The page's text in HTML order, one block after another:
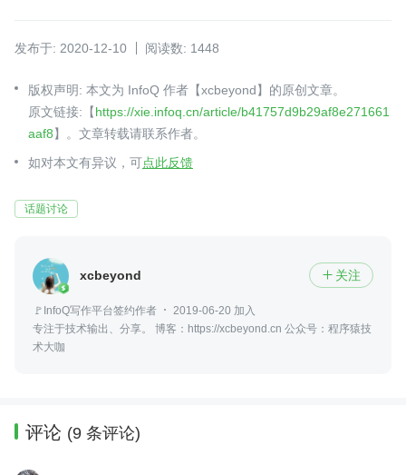
发布于: 2020-12-10 阅读数: 1448
版权声明: 本文为 InfoQ 作者【xcbeyond】的原创文章。
原文链接:【https://xie.infoq.cn/article/b41757d9b29af8e271661
aaf8】。文章转载请联系作者。
如对本文有异议，可点此反馈
话题讨论
xcbeyond  关注
🚩InfoQ写作平台签约作者
2019-06-20 加入
专注于技术输出、分享。 博客：https://xcbeyond.cn 公众号：程序猿技
术大咖
评论 (9 条评论)